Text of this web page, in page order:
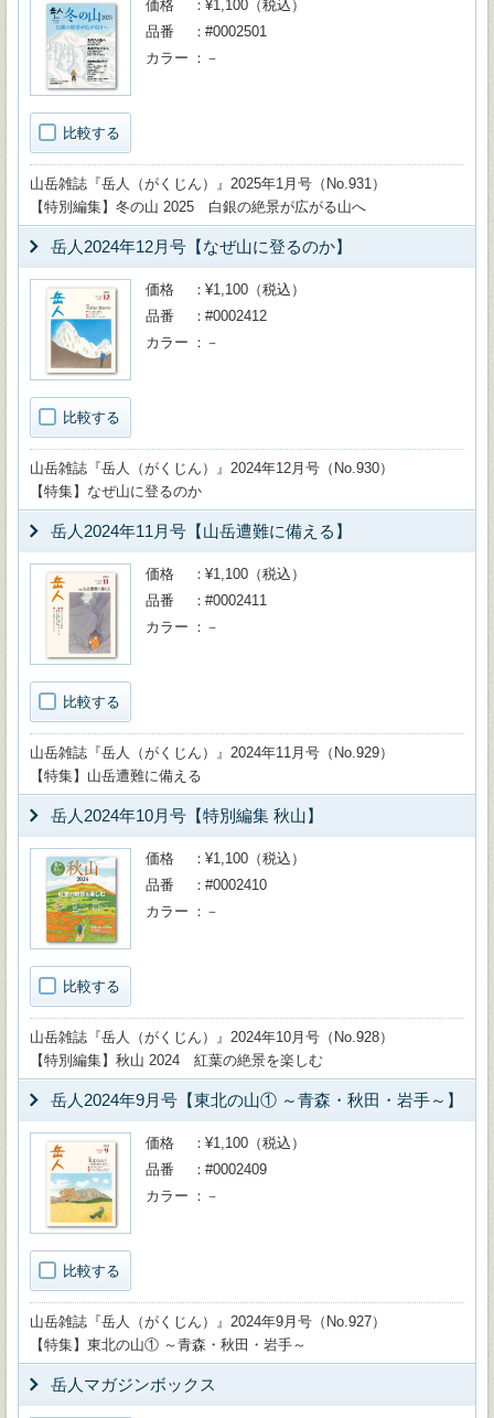
比較する
価格
¥1,100（税込）
品番
#0002501
カラー
－
山岳雑誌『岳人（がくじん）』2025年1月号（No.931）
【特別編集】冬の山 2025 白銀の絶景が広がる山へ
岳人2024年12月号【なぜ山に登るのか】
比較する
価格
¥1,100（税込）
品番
#0002412
カラー
－
山岳雑誌『岳人（がくじん）』2024年12月号（No.930）
【特集】なぜ山に登るのか
岳人2024年11月号【山岳遭難に備える】
比較する
価格
¥1,100（税込）
品番
#0002411
カラー
－
山岳雑誌『岳人（がくじん）』2024年11月号（No.929）
【特集】山岳遭難に備える
岳人2024年10月号【特別編集 秋山】
比較する
価格
¥1,100（税込）
品番
#0002410
カラー
－
山岳雑誌『岳人（がくじん）』2024年10月号（No.928）
【特別編集】秋山 2024 紅葉の絶景を楽しむ
岳人2024年9月号【東北の山① ～青森・秋田・岩手～】
比較する
価格
¥1,100（税込）
品番
#0002409
カラー
－
山岳雑誌『岳人（がくじん）』2024年9月号（No.927）
【特集】東北の山① ～青森・秋田・岩手～
岳人マガジンボックス